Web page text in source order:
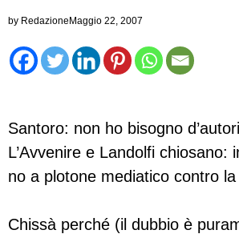
by RedazioneMaggio 22, 2007
Santoro: non ho bisogno
L’Avvenire e Landolfi chiosano:
no a plotone mediatico contro
Chissà perché (il dubbio è